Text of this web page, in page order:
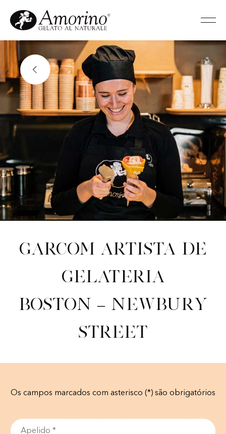
Garcom artista de
gelateria
Boston – Newbury
Street
Os campos marcados com asterisco (*) são obrigatórios